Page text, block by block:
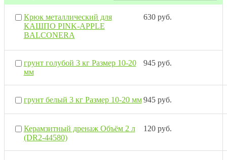
Крюк металлический для
КАШПО PINK-APPLE
BALCONERA
630 руб.
грунт голубой 3 кг Размер 10-20
мм
945 руб.
грунт белый 3 кг Размер 10-20 мм 945 руб.
Керамзитный дренаж Объём 2 л
(DR2-44580)
120 руб.